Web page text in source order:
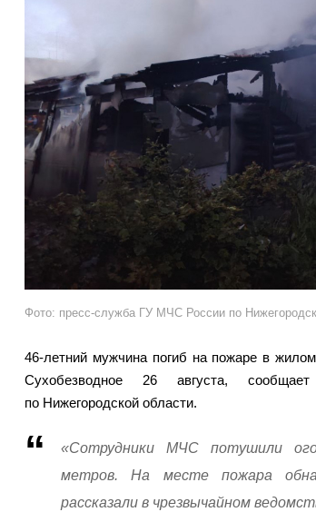
Фото: пресс-служба ГУ МЧС России по
46-летний мужчина погиб на пожаре в
Сухобезводное 26 августа,
по Нижегородской области.
«Сотрудники МЧС потушили
метров. На месте пожара
рассказали в чрезвычайном